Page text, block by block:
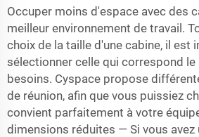
Occuper moins d'espace avec des
meilleur environnement de travail.
choix de la taille d'une cabine, il est
sélectionner celle qui correspond le
besoins. Cyspace propose
de réunion, afin que vous puissiez
convient parfaitement à votre
dimensions réduites — Si vous